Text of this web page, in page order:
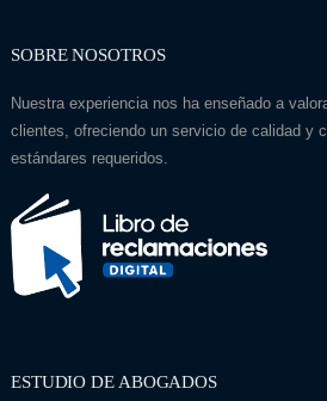
SOBRE NOSOTROS
Nuestra experiencia nos ha enseñado a
clientes, ofreciendo un servicio de calidad y
estándares requeridos.
ESTUDIO DE ABOGADOS